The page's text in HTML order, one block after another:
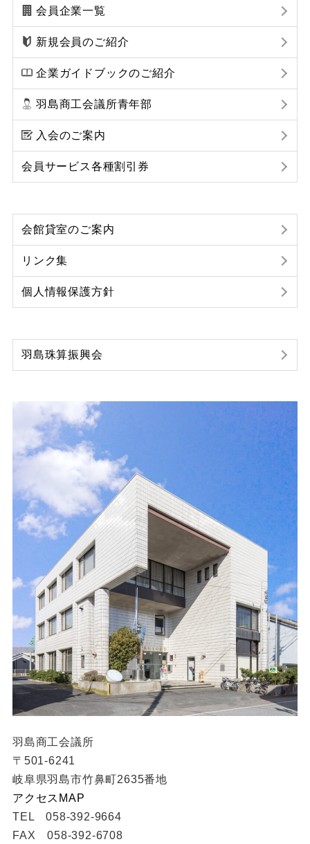
会員企業一覧
新規会員のご紹介
企業ガイドブックのご紹介
羽島商工会議所青年部
入会のご案内
会員サービス各種割引券
会館貸室のご案内
リンク集
個人情報保護方針
羽島珠算振興会
羽島商工会議所
〒501-6241
岐阜県羽島市竹鼻町2635番地
アクセスMAP
TEL 058-392-9664
FAX 058-392-6708